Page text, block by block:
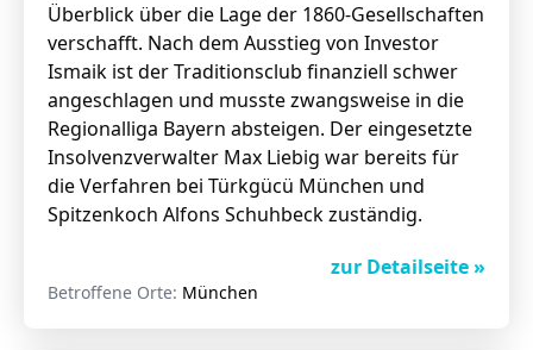
Überblick über die Lage der 1860-Gesellschaften
verschafft. Nach dem Ausstieg von Investor
Ismaik ist der Traditionsclub finanziell schwer
angeschlagen und musste zwangsweise in die
Regionalliga Bayern absteigen. Der eingesetzte
Insolvenzverwalter Max Liebig war bereits für
die Verfahren bei Türkgücü München und
Spitzenkoch Alfons Schuhbeck zuständig.
zur Detailseite »
Betroffene Orte: München